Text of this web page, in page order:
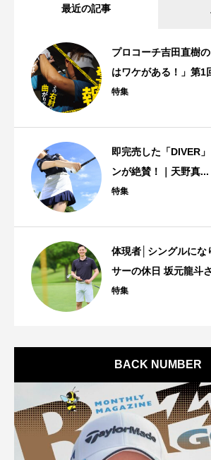
最近の記事
プロコーチ吉田直樹
はワケがある！」第1
特集
即完売した「DIVER
ンが絶賛！｜天野真...
特集
体現者│シングルにな
サーの休日 坂元龍斗
特集
BACK NUMBER